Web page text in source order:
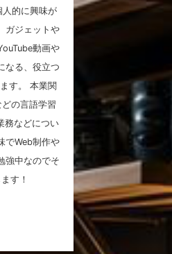
的に興味が
ガジェットや
動画や
なる、役立つ
す。 本業関
の言語学習
務などについ
でWeb制作や
強中なのでそ
す！